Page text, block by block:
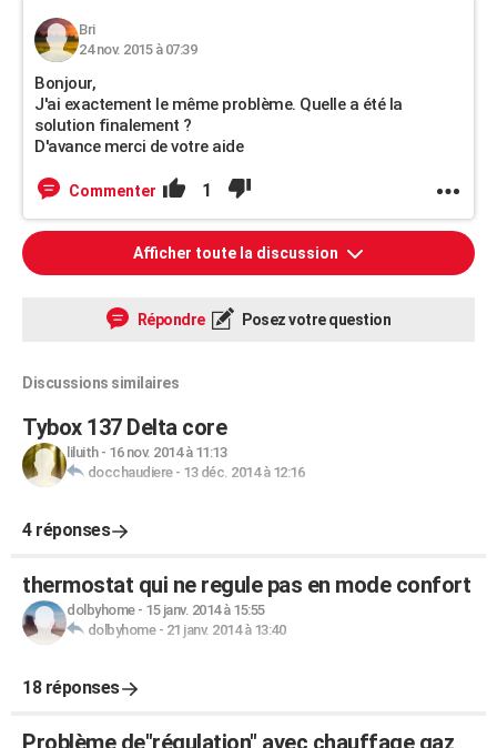
Bri
24 nov. 2015 à 07:39
Bonjour,
J'ai exactement le même problème. Quelle a été la
solution finalement ?
D'avance merci de votre aide
Commenter 1
Afficher toute la discussion
Répondre Posez votre question
Discussions similaires
Tybox 137 Delta core
liluith- 16 nov. 2014 à 11:13
docchaudiere- 13 déc. 2014 à 12:16
4 réponses
thermostat qui ne regule pas en mode confort
dolbyhome- 15 janv. 2014 à 15:55
dolbyhome- 21 janv. 2014 à 13:40
18 réponses
Problème de"régulation" avec chauffage gaz